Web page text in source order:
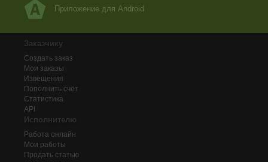
Приложение для Android
Заказчику
Создать заказ
Мои заказы
Извещения
Пополнить счёт
Статистика
API
Исполнителю
Работа онлайн
Мои работы
Продать статью